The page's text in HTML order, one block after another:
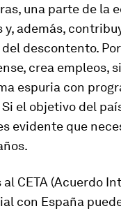
una parte de la
y, además,
descontento.
crea empleos,
espuria con
el objetivo del
evidente que
CETA (Acuerdo
con España